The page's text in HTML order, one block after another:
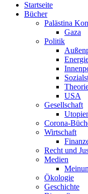
Startseite
Bücher
Palästina
Gaza
Politik
USA
Gesellschaft
Corona-
Wirtschaft
Recht und
Medien
Ökologie
Geschichte